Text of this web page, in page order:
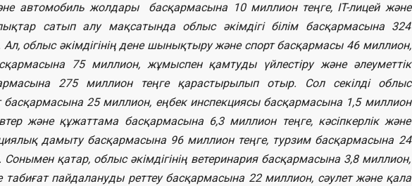
автомобиль жолдары басқармасына 10 миллион теңге, IT-лицей және
сатып алу мақсатында облыс әкімдігі білім басқармасына 324
Ал, облыс әкімдігінің дене шынықтыру және спорт басқармасы 46 миллион,
75 миллион, жұмыспен қамтуды үйлестіру және әлеуметтік
275 миллион теңге қарастырылып отыр. Сол секілді облыс
басқармасына 25 миллион, еңбек инспекциясы басқармасына 1,5 миллион
және құжаттама басқармасына 6,3 миллион теңге, кәсіпкерлік және
дамыту басқармасына 96 миллион теңге, турзим басқармасына 24
Сонымен қатар, облыс әкімдігінің ветеринария басқармасына 3,8 миллион,
табиғат пайдалануды реттеу басқармасына 22 миллион, сәулет және қала